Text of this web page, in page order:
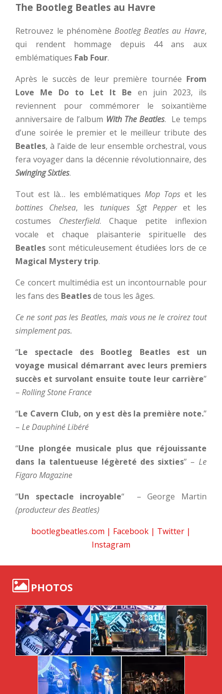
The Bootleg Beatles au Havre
Retrouvez le phénomène Bootleg Beatles au Havre,
qui rendent hommage depuis 44 ans aux
emblématiques Fab Four.
Après le succès de leur première tournée From
Love Me Do to
Let It Be en juin 2023, ils
reviennent pour commémorer le soixantième
anniversaire de l’album With The Beatles. Le temps
d’une soirée le premier et le meilleur tribute des
Beatles, à l’aide de leur ensemble orchestral, vous
fera voyager dans la décennie révolutionnaire, des
Swinging Sixties.
Tout est là… les emblématiquesMop Tops et les
bottines Chelsea, les tuniques Sgt Pepperet les
costumes Chesterfield. Chaque petite inflexion
vocale et chaque plaisanterie spirituelle des
Beatles sont méticuleusement étudiées lors de ce
Magical Mystery trip.
Ce concert multimédia est un incontournable pour
les fans des Beatlesde tous les âges.
Ce ne sont pas les Beatles, mais vous ne le croirez tout
simplement pas.
“Le spectacle des Bootleg
Beatles est un
voyage musical démarrant avec leurs premiers
succès et survolant ensuite toute leur carrière”
–Rolling Stone France
“Le Cavern Club, on y est dès la première note.”
–Le Dauphiné Libéré
“Une plongée musicale plus que réjouissante
dans la talentueuse légèreté des sixties” – Le
Figaro Magazine
“Un spectacle incroyable“
– George Martin
(producteur des Beatles)
bootlegbeatles.com | Facebook | Twitter |
Instagram
PHOTOS